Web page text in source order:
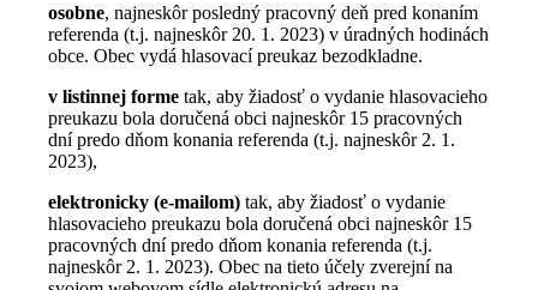
osobne, najneskôr posledný pracovný deň pred konaním
referenda (t.j. najneskôr 20. 1. 2023) v úradných hodinách
obce. Obec vydá hlasovací preukaz bezodkladne.
v listinnej forme tak, aby žiadosť o vydanie hlasovacieho
preukazu bola doručená obci najneskôr 15 pracovných
dní predo dňom konania referenda (t.j. najneskôr 2. 1.
2023),
elektronicky (e-mailom) tak, aby žiadosť o vydanie
hlasovacieho preukazu bola doručená obci najneskôr 15
pracovných dní predo dňom konania referenda (t.j.
najneskôr 2. 1. 2023). Obec na tieto účely zverejní na